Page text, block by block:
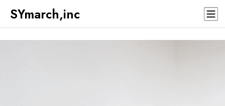
SYmarch,inc